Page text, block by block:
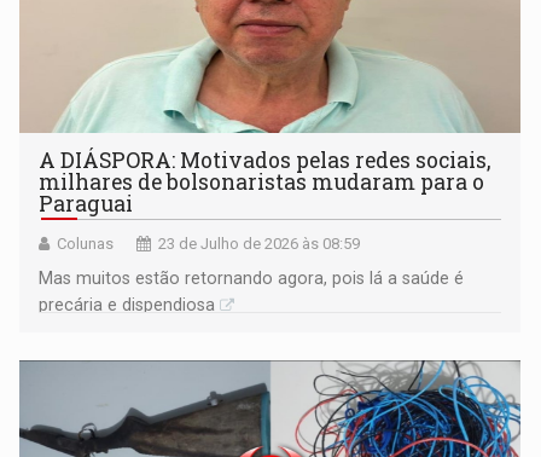
A DIÁSPORA: Motivados pelas redes sociais,
milhares de bolsonaristas mudaram para o
Paraguai
Colunas 23 de Julho de 2026 às 08:59
Mas muitos estão retornando agora, pois lá a saúde é
precária e dispendiosa